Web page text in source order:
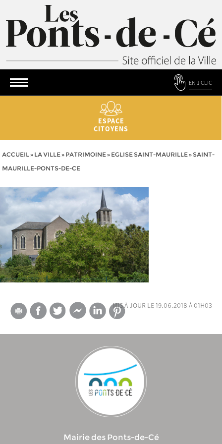
EN 1 CLIC
ESPACE
CITOYENS
ACCUEIL» LA VILLE» PATRIMOINE» EGLISE SAINT-MAURILLE» SAINT-
MAURILLE-PONTS-DE-CE
mis à jour le 19.06.2018 à 01h03
Mairie des Ponts-de-Cé